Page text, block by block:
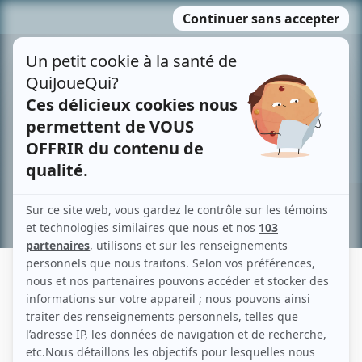
MENU
contenu
Recherche avancée »
NATHALIE BERGERON
Liens
Fiche de Nathalie Bergeron sur Showbizz.net